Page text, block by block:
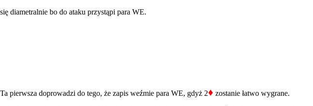
diametralnie bo do ataku przystąpi para WE.
pierwsza doprowadzi do tego, że zapis weźmie para WE, gdyż 2♦ zostanie łatwo wygrane.